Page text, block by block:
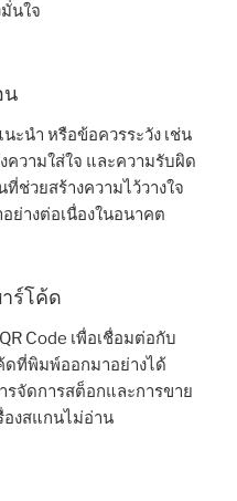
นใจ
น
ะนำ หรือข้อควรระวัง เช่น
วามใส่ใจ และความรับผิด
ช่วยสร้างความไว้วางใจ
ย่างต่อเนื่องในอนาคต
ร์โค้ด
Code เพื่อเชื่อมต่อกับ
ดที่พิมพ์ออกมาอย่างได้
จัดการสต็อกและการขาย
องสแกนไม่อ่าน